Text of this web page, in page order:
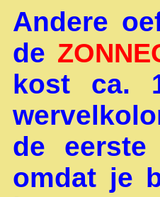
Andere
de
kost ca.
de
omdat je